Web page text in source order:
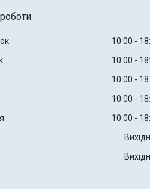
10:00
10:00
10:00
10:00
10:00